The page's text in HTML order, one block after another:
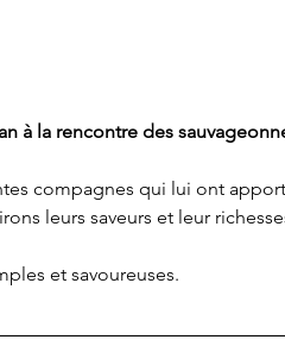
à la rencontre des
compagnes qui lui ont
leurs saveurs et leur
et savoureuses.